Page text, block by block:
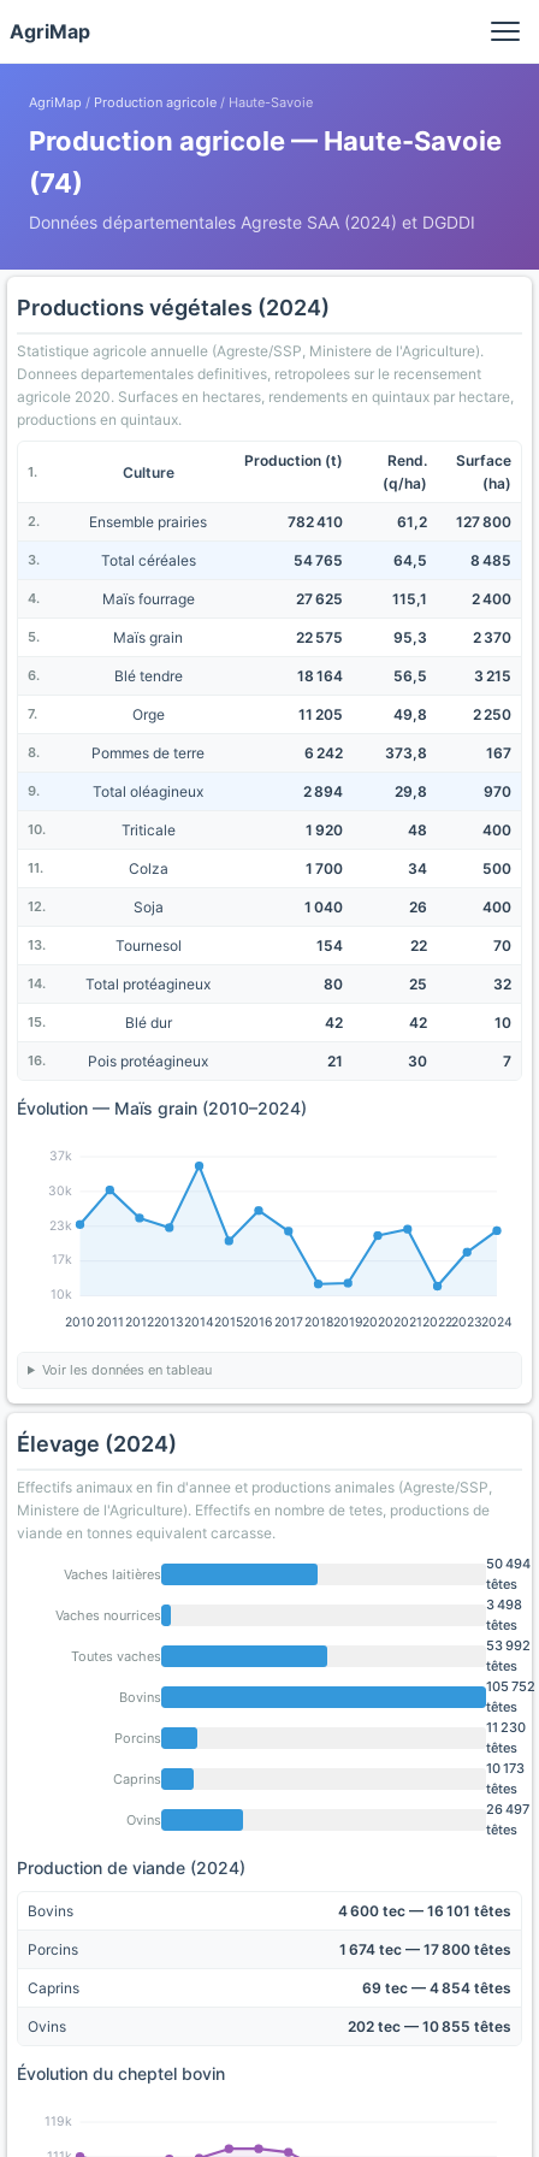
AgriMap
AgriMap / Production agricole / Haute-Savoie
Production agricole — Haute-Savoie
(74)
Données départementales Agreste SAA (2024) et DGDDI
Productions végétales (2024)
Statistique agricole annuelle (Agreste/SSP, Ministere de l'Agriculture).
Donnees departementales definitives, retropolees sur le recensement
agricole 2020. Surfaces en hectares, rendements en quintaux par hectare,
productions en quintaux.
Culture
Production (t)
Rend.
(q/ha)
Surface
(ha)
Ensemble prairies 782 410 61,2 127 800
Total céréales 54 765 64,5 8 485
Maïs fourrage 27 625 115,1 2 400
Maïs grain 22 575 95,3 2 370
Blé tendre 18 164 56,5 3 215
Orge 11 205 49,8 2 250
Pommes de terre 6 242 373,8 167
Total oléagineux 2 894 29,8 970
Triticale 1 920 48 400
Colza 1 700 34 500
Soja 1 040 26 400
Tournesol 154 22 70
Total protéagineux 80 25 32
Blé dur 42 42 10
Pois protéagineux 21 30 7
Évolution — Maïs grain (2010–2024)
10k
17k
23k
30k
37k
201020112012201320142015201620172018201920202021202220232024
Voir les données en tableau
Élevage (2024)
Effectifs animaux en fin d'annee et productions animales (Agreste/SSP,
Ministere de l'Agriculture). Effectifs en nombre de tetes, productions de
viande en tonnes equivalent carcasse.
Vaches laitières
50 494
têtes
Vaches nourrices
3 498
têtes
Toutes vaches
53 992
têtes
Bovins
105 752
têtes
Porcins
11 230
têtes
Caprins
10 173
têtes
Ovins
26 497
têtes
Production de viande (2024)
Bovins 4 600 tec — 16 101 têtes
Porcins 1 674 tec — 17 800 têtes
Caprins 69 tec — 4 854 têtes
Ovins 202 tec — 10 855 têtes
Évolution du cheptel bovin
119k